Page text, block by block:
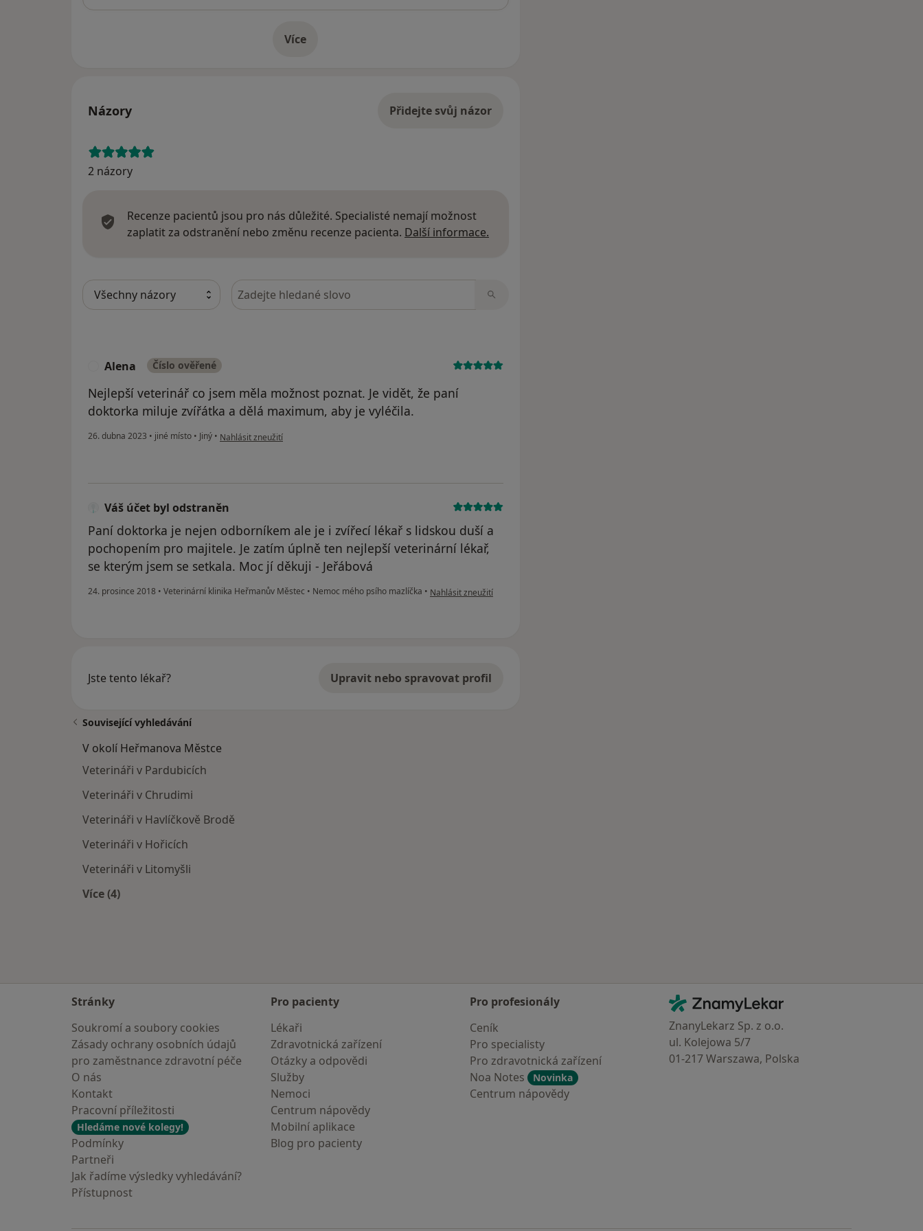
Víceo adrese
Názory Přidejte svůj názor
2 názory
Recenze pacientů jsou pro nás důležité. Specialisté nemají možnost
zaplatit za odstranění nebo změnu recenze pacienta. Další informace.
Hledejte v názorech
Alena Číslo ověřené
Nejlepší veterinář co jsem měla možnost poznat. Je vidět, že paní
doktorka miluje zvířátka a dělá maximum, aby je vyléčila.
26. dubna 2023 • jiné místo • Jiný • podle názoru uživatele Alena
Nahlásit zneužití
Váš účet byl odstraněn
Paní doktorka je nejen odborníkem ale je i zvířecí lékař s lidskou duší a
pochopením pro majitele. Je zatím úplně ten nejlepší veterinární lékař,
se kterým jsem se setkala. Moc jí děkuji - Jeřábová
24. prosince 2018 • Veterinární klinika Heřmanův Městec • Nemoc mého psího mazlíčka • podle názoru uživatele Váš účet byl odstraněn
Nahlásit zneužití
Jste tento lékař? Upravit nebo spravovat profil
Související vyhledávání
V okolí Heřmanova Městce
Veterináři v Pardubicích
Veterináři v Chrudimi
Veterináři v Havlíčkově Brodě
Veterináři v Hořicích
Veterináři v Litomyšli
Více (4)
Stránky
Soukromí a soubory cookies
Zásady ochrany osobních údajů
pro zaměstnance zdravotní péče
O nás
Kontakt
Pracovní příležitosti
Hledáme nové kolegy!
Podmínky
Partneři
Jak řadíme výsledky vyhledávání?
Přístupnost
Pro pacienty
Lékaři
Zdravotnická zařízení
Otázky a odpovědi
Služby
Nemoci
Centrum nápovědy
Mobilní aplikace
Blog pro pacienty
Pro profesionály
Ceník
Pro specialisty
Pro zdravotnická zařízení
Noa Notes
Novinka
Centrum nápovědy
Kontakt
ZnamyLekar - Hlavní stránka
ZnanyLekarz Sp. z o.o.
ul. Kolejowa 5/7
01-217 Warszawa, Polska